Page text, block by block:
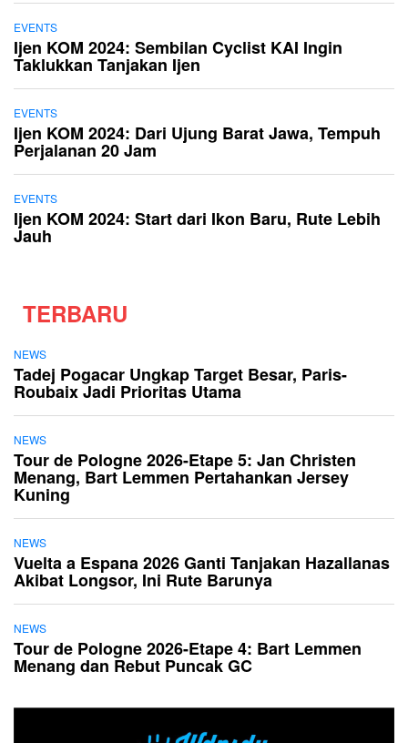
EVENTS
Ijen KOM 2024: Sembilan Cyclist KAI Ingin
Taklukkan Tanjakan Ijen
EVENTS
Ijen KOM 2024: Dari Ujung Barat Jawa, Tempuh
Perjalanan 20 Jam
EVENTS
Ijen KOM 2024: Start dari Ikon Baru, Rute Lebih
Jauh
TERBARU
NEWS
Tadej Pogacar Ungkap Target Besar, Paris-
Roubaix Jadi Prioritas Utama
NEWS
Tour de Pologne 2026-Etape 5: Jan Christen
Menang, Bart Lemmen Pertahankan Jersey
Kuning
NEWS
Vuelta a Espana 2026 Ganti Tanjakan Hazallanas
Akibat Longsor, Ini Rute Barunya
NEWS
Tour de Pologne 2026-Etape 4: Bart Lemmen
Menang dan Rebut Puncak GC